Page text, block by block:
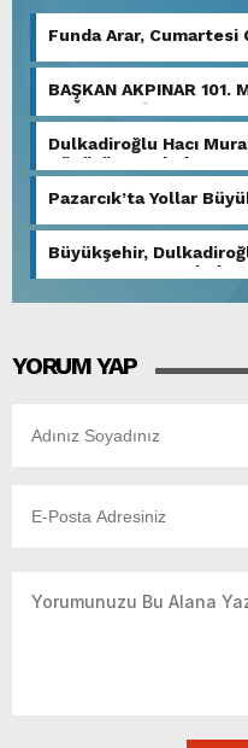
Funda Arar, Cumartesi
BAŞKAN AKPINAR 101.
BAĞLARBAŞI
Dulkadiroğlu Hacı
Dönüşüm Başladı.
Pazarcık’ta Yollar
Büyükşehir,
Yatırımını Tamamladı.
YORUM YAP